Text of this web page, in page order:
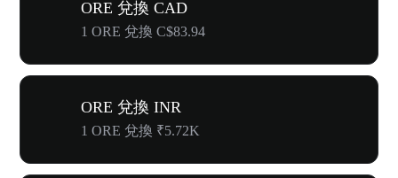
ORE 兌換 CAD
1 ORE 兌換 C$83.94
ORE 兌換 INR
1 ORE 兌換 ₹5.72K